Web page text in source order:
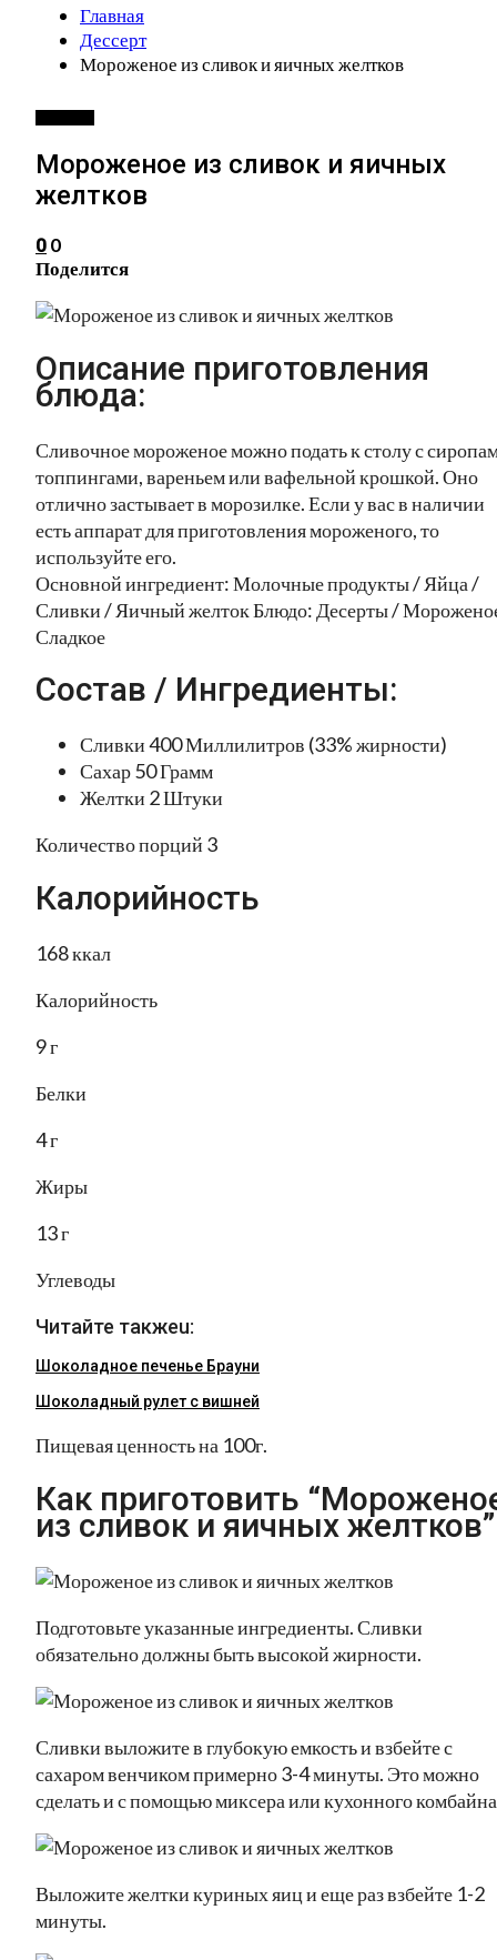
Главная
Дессерт
Мороженое из сливок и яичных желтков
Мороженое из сливок и яичных
желтков
0 0
Поделится
Описание приготовления
блюда:
Сливочное мороженое можно подать к столу с
топпингами, вареньем или вафельной крошкой. Оно
отлично застывает в морозилке. Если у вас в наличии
есть аппарат для приготовления мороженого, то
используйте его.
Основной ингредиент: Молочные продукты / Яйца /
Сливки / Яичный желток Блюдо: Десерты /
Сладкое
Состав / Ингредиенты:
Сливки 400 Миллилитров (33% жирности)
Сахар 50 Грамм
Желтки 2 Штуки
Количество порций 3
Калорийность
168 ккал
Калорийность
9 г
Белки
4 г
Жиры
13 г
Углеводы
Читайте такжеu:
Шоколадное печенье Брауни
Шоколадный рулет с вишней
Пищевая ценность на 100г.
Как приготовить
из сливок и яичных желтков”
Подготовьте указанные ингредиенты. Сливки
обязательно должны быть высокой жирности.
Сливки выложите в глубокую емкость и взбейте с
сахаром венчиком примерно 3-4 минуты. Это можно
сделать и с помощью миксера или кухонного
Выложите желтки куриных яиц и еще раз взбейте 1-2
минуты.